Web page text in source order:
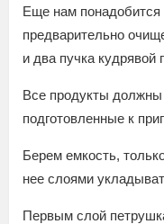
Еще нам понадобится
предварительно
и два пучка кудрявой
Все продукты
подготовленные к
Берем емкость,
нее слоями
Первым слой